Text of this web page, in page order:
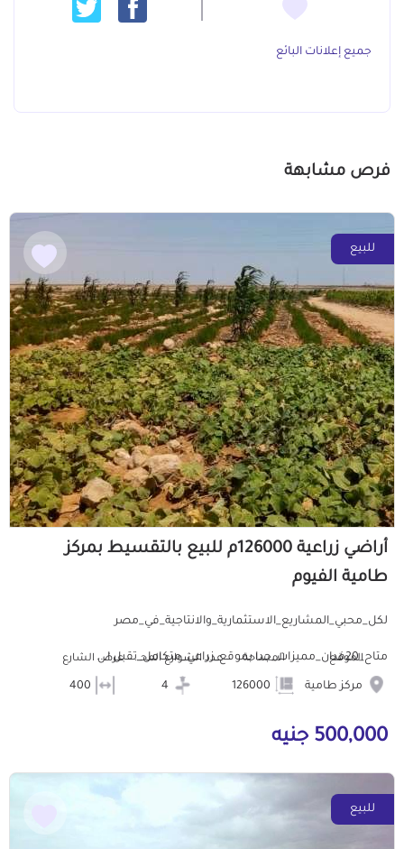
جميع إعلانات البائع
فرص مشابهة
للبيع
أراضي زراعية 126000م للبيع بالتقسيط بمركز
طامية الفيوم
لكل_محبي_المشاريع_الاستثمارية_والانتاجية_في_مصر
متاح_20فدان_مميزات_جدا بموقع_زراعي_متكامل_تقبل ا...الموقع
مركز طامية
المساحة عدد الشوارع المحيطه عرض الشارع
500,000 جنيه
للبيع